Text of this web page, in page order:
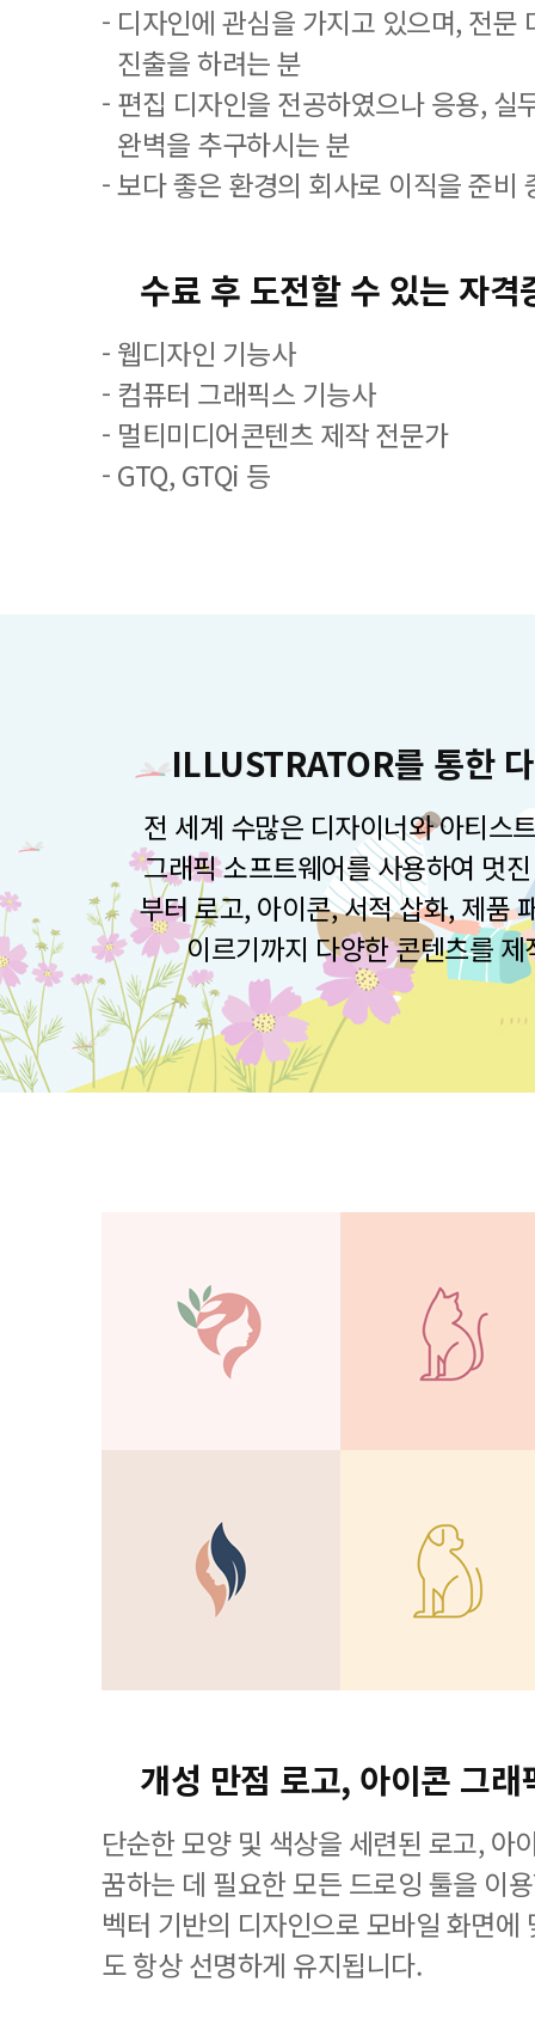
- 디자인에 관심을 가지고 있으며, 전문
진출을 하려는 분
- 편집 디자인을 전공하였으나 응용, 실
완벽을 추구하시는 분
- 보다 좋은 환경의 회사로 이직을 준비
수료 후 도전할 수 있는 자격
- 웹디자인 기능사
- 컴퓨터 그래픽스 기능사
- 멀티미디어콘텐츠 제작 전문가
- GTQ, GTQi 등
ILLUSTRATOR를 통한
전 세계 수많은 디자이너와 아티스
그래픽 소프트웨어를 사용하여 멋
부터 로고, 아이콘, 서적 삽화, 제품
이르기까지 다양한 콘텐츠를
개성 만점 로고, 아이콘 그래
단순한 모양 및 색상을 세련된 로고, 아
꿈하는 데 필요한 모든 드로잉 툴을 이
벡터 기반의 디자인으로 모바일 화면에
도 항상 선명하게 유지됩니다.